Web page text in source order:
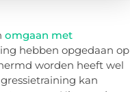
omgaan met
hebben opgedaan op
worden heeft wel
kan